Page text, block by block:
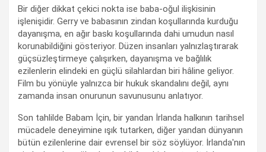
Bir diğer dikkat çekici nokta ise baba-oğul ilişkisinin
işlenişidir. Gerry ve babasının zindan koşullarında kurduğu
dayanışma, en ağır baskı koşullarında dahi umudun nasıl
korunabildiğini gösteriyor. Düzen insanları yalnızlaştırarak
güçsüzleştirmeye çalışırken, dayanışma ve bağlılık
ezilenlerin elindeki en güçlü silahlardan biri hâline geliyor.
Film bu yönüyle yalnızca bir hukuk skandalını değil, aynı
zamanda insan onurunun savunusunu anlatıyor.
Son tahlilde Babam İçin, bir yandan İrlanda halkının tarihsel
mücadele deneyimine ışık tutarken, diğer yandan dünyanın
bütün ezilenlerine dair evrensel bir söz söylüyor. İrlanda'nın